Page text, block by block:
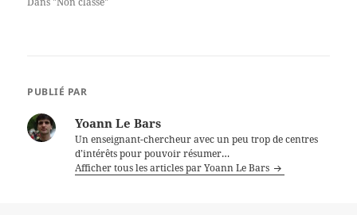
s du 9 juin 2025. L’émission
revient sur l’audition de
monsieur Popotamou dans le
cadre de l’affaire Bétharram.
Les équipes de…
PUBLIÉ PAR
Yoann Le Bars
Un enseignant-chercheur avec un peu trop de centres
d’intérêts pour pouvoir résumer…
Afficher tous les articles par Yoann Le Bars